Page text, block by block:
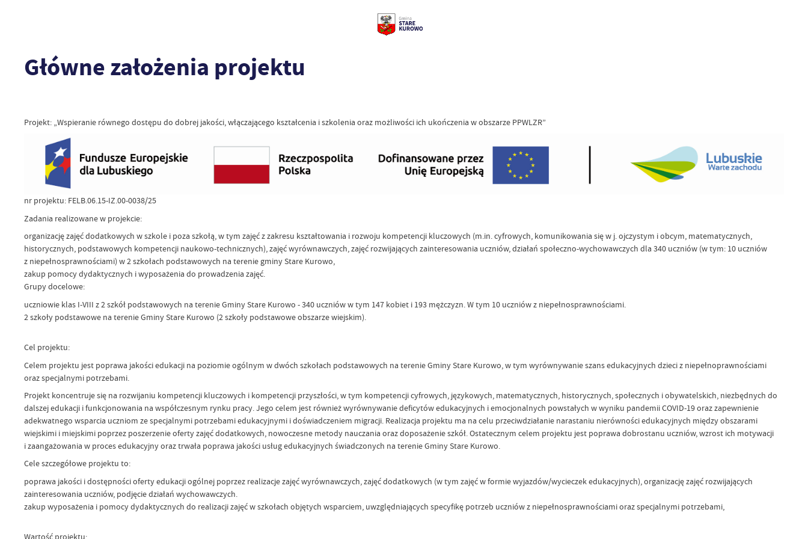
Główne założenia projektu
Projekt: „Wspieranie równego dostępu do dobrej jakości, włączającego kształcenia i szkolenia oraz możliwości ich ukończenia w obszarze PPWLZR”
nr projektu: FELB.06.15-IZ.00-0038/25
Zadania realizowane w projekcie:
organizację zajęć dodatkowych w szkole i poza szkołą, w tym zajęć z zakresu kształtowania i rozwoju kompetencji kluczowych (m.in. cyfrowych, komunikowania się w j. ojczystym i obcym, matematycznych,
historycznych, podstawowych kompetencji naukowo-technicznych), zajęć wyrównawczych, zajęć rozwijających zainteresowania uczniów, działań społeczno-wychowawczych dla 340 uczniów (w tym: 10 uczniów
z niepełnosprawnościami) w 2 szkołach podstawowych na terenie gminy Stare Kurowo,
zakup pomocy dydaktycznych i wyposażenia do prowadzenia zajęć.
Grupy docelowe:
uczniowie klas I-VIII z 2 szkół podstawowych na terenie Gminy Stare Kurowo - 340 uczniów w tym 147 kobiet i 193 mężczyzn. W tym 10 uczniów z niepełnosprawnościami.
2 szkoły podstawowe na terenie Gminy Stare Kurowo (2 szkoły podstawowe obszarze wiejskim).
Cel projektu:
Celem projektu jest poprawa jakości edukacji na poziomie ogólnym w dwóch szkołach podstawowych na terenie Gminy Stare Kurowo, w tym wyrównywanie szans edukacyjnych dzieci z niepełnoprawnościami
oraz specjalnymi potrzebami.
Projekt koncentruje się na rozwijaniu kompetencji kluczowych i kompetencji przyszłości, w tym kompetencji cyfrowych, językowych, matematycznych, historycznych, społecznych i obywatelskich, niezbędnych do
dalszej edukacji i funkcjonowania na współczesnym rynku pracy. Jego celem jest również wyrównywanie deficytów edukacyjnych i emocjonalnych powstałych w wyniku pandemii COVID-19 oraz zapewnienie
adekwatnego wsparcia uczniom ze specjalnymi potrzebami edukacyjnymi i doświadczeniem migracji. Realizacja projektu ma na celu przeciwdziałanie narastaniu nierówności edukacyjnych między obszarami
wiejskimi i miejskimi poprzez poszerzenie oferty zajęć dodatkowych, nowoczesne metody nauczania oraz doposażenie szkół. Ostatecznym celem projektu jest poprawa dobrostanu uczniów, wzrost ich motywacji
i zaangażowania w proces edukacyjny oraz trwała poprawa jakości usług edukacyjnych świadczonych na terenie Gminy Stare Kurowo.
Cele szczegółowe projektu to:
poprawa jakości i dostępności oferty edukacji ogólnej poprzez realizacje zajęć wyrównawczych, zajęć dodatkowych (w tym zajęć w formie wyjazdów/wycieczek edukacyjnych), organizację zajęć rozwijających
zainteresowania uczniów, podjęcie działań wychowawczych.
zakup wyposażenia i pomocy dydaktycznych do realizacji zajęć w szkołach objętych wsparciem, uwzględniających specyfikę potrzeb uczniów z niepełnosprawnościami oraz specjalnymi potrzebami,
Wartość projektu: